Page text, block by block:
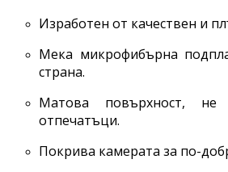
Изработен от качествен и
Мека микрофибърна
страна.
Матова повърхност, не
отпечатъци.
Покрива камерата за по-